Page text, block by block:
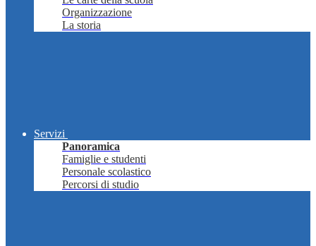
Organizzazione
La storia
Servizi
Panoramica
Famiglie e studenti
Personale scolastico
Percorsi di studio